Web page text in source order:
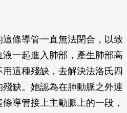
條導管一直無法閉合，以致
一起進入肺部，產生肺部高
這種殘缺，去解決法洛氏四
缺。她認為在肺動脈之外連
導管接上主動脈上的一段，